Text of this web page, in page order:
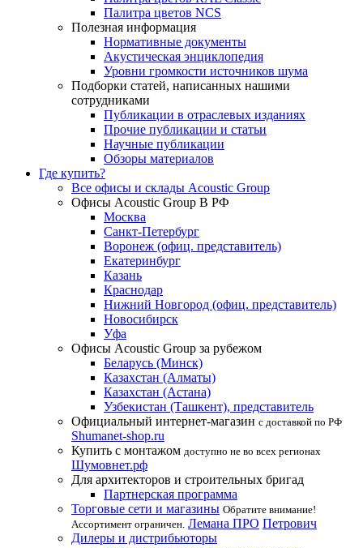
Палитра цветов NCS
Полезная информация
Нормативные документы
Акустическая энциклопедия
Уровни громкости источников шума
Подборки статей, написанных нашими
сотрудниками
Публикации в отраслевых изданиях
Прочие публикации и статьи
Научные публикации
Обзоры материалов
Где купить?
Все офисы и склады Acoustic Group
Офисы Acoustic Group В РФ
Москва
Санкт-Петербург
Воронеж (офиц. представитель)
Екатеринбург
Казань
Краснодар
Нижний Новгород (офиц. представитель)
Новосибирск
Уфа
Офисы Acoustic Group за рубежом
Беларусь (Минск)
Казахстан (Алматы)
Казахстан (Астана)
Узбекистан (Ташкент), представитель
Официальный интернет-магазин с доставкой по РФ
Shumanet-shop.ru
Купить с монтажом доступно не во всех регионах
Шумовнет.рф
Для архитекторов и строительных бригад
Партнерская программа
Торговые сети и магазины Обратите внимание!
Ассортимент ограничен. Лемана ПРО Петрович
Дилеры и дистрибьюторы